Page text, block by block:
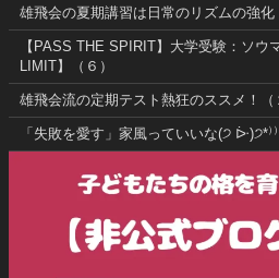
雄飛会の夏期講習は日常のリズムの強化
【PASS THE SPIRIT】大学受験：ソウ
LIMIT】（６）
雄飛会流の定期テスト熱狂のススメ！（
「失敗を愛す」家風っていいな(੭ ᐕ)੭*⁾⁾